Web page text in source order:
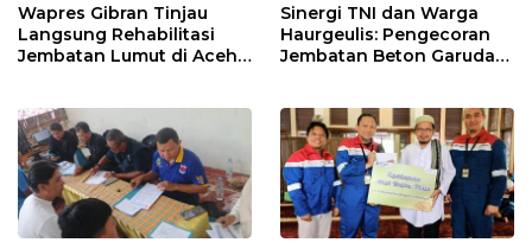
Wapres Gibran Tinjau
Langsung Rehabilitasi
Jembatan Lumut di Aceh
Sinergi TNI dan Warga
Haurgeulis: Pengecoran
Jembatan Beton Garuda